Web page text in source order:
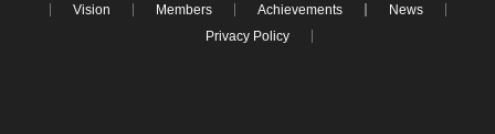
Vision Members Achievements
News
Privacy Policy